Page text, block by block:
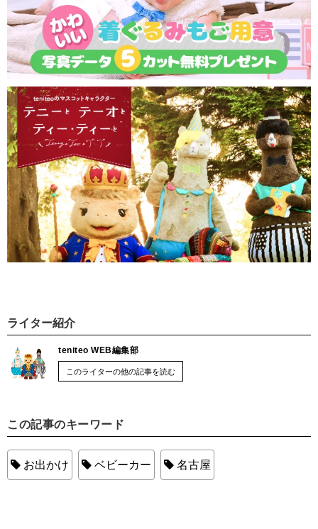
ライター紹介
teniteo WEB編集部
このライターの他の記事を読む
この記事のキーワード
お出かけ ベビーカー 名古屋